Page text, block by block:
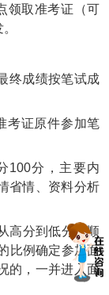
领取准考证（可
终成绩按笔试成
考证原件参加笔
100分，主要内
省情、资料分析
高分到低分的顺
比例确定参加面
的，一并进入面